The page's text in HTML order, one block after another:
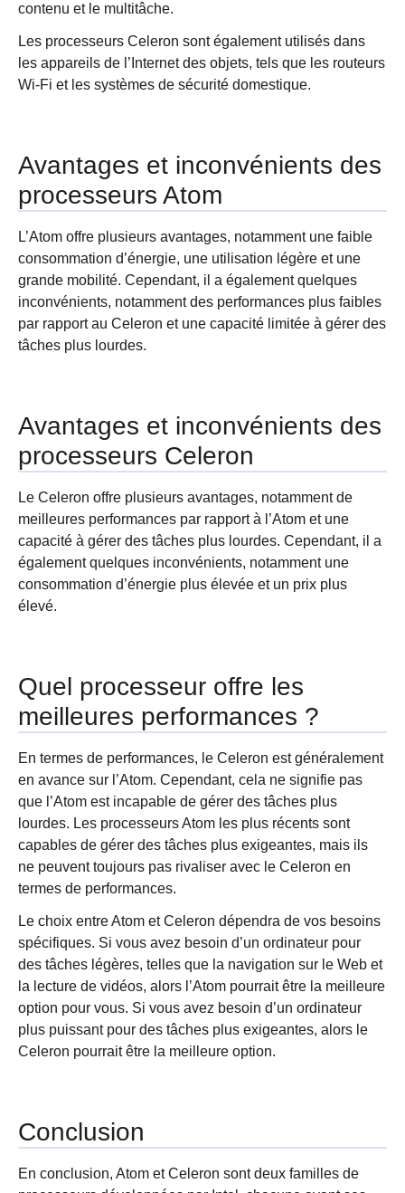
contenu et le multitâche.
Les processeurs Celeron sont également utilisés dans
les appareils de l’Internet des objets, tels que les routeurs
Wi-Fi et les systèmes de sécurité domestique.
Avantages et inconvénients des
processeurs Atom
L’Atom offre plusieurs avantages, notamment une faible
consommation d’énergie, une utilisation légère et une
grande mobilité. Cependant, il a également quelques
inconvénients, notamment des performances plus faibles
par rapport au Celeron et une capacité limitée à gérer des
tâches plus lourdes.
Avantages et inconvénients des
processeurs Celeron
Le Celeron offre plusieurs avantages, notamment de
meilleures performances par rapport à l’Atom et une
capacité à gérer des tâches plus lourdes. Cependant, il a
également quelques inconvénients, notamment une
consommation d’énergie plus élevée et un prix plus
élevé.
Quel processeur offre les
meilleures performances ?
En termes de performances, le Celeron est généralement
en avance sur l’Atom. Cependant, cela ne signifie pas
que l’Atom est incapable de gérer des tâches plus
lourdes. Les processeurs Atom les plus récents sont
capables de gérer des tâches plus exigeantes, mais ils
ne peuvent toujours pas rivaliser avec le Celeron en
termes de performances.
Le choix entre Atom et Celeron dépendra de vos besoins
spécifiques. Si vous avez besoin d’un ordinateur pour
des tâches légères, telles que la navigation sur le Web et
la lecture de vidéos, alors l’Atom pourrait être la meilleure
option pour vous. Si vous avez besoin d’un ordinateur
plus puissant pour des tâches plus exigeantes, alors le
Celeron pourrait être la meilleure option.
Conclusion
En conclusion, Atom et Celeron sont deux familles de